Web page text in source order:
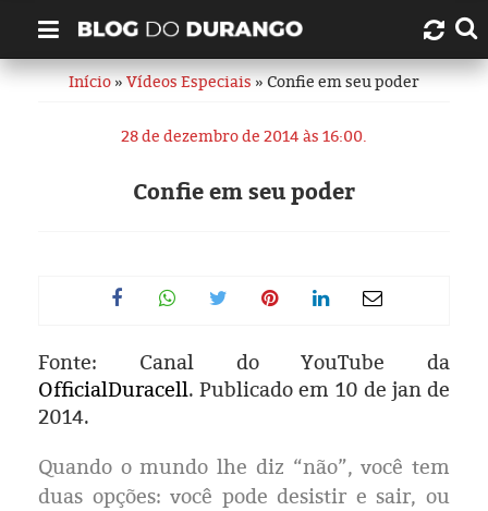
Quem é Durango Duarte?
Links úteis
Contato
Manaus
Eleições 2024
Início»Vídeos Especiais» Confie em seu poder
28 de dezembro de 2014 às 16:00.
Confie em seu poder
Fonte: Canal do YouTube da
OfficialDuracell. Publicado em 10 de jan de
2014.
Quando o mundo lhe diz “não”, você tem
duas opções: você pode desistir e sair, ou